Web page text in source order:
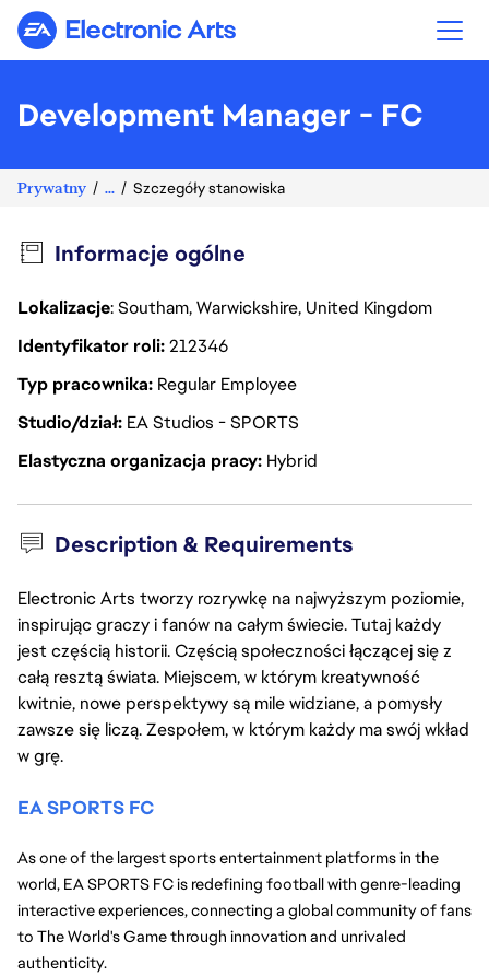
Electronic Arts
Development Manager - FC
Prywatny ... Szczegóły stanowiska
Informacje ogólne
Lokalizacje: Southam, Warwickshire, United Kingdom
Identyfikator roli212346
Typ pracownika Regular Employee
Studio/dział EA Studios - SPORTS
Elastyczna organizacja pracy Hybrid
Description & Requirements
Electronic Arts tworzy rozrywkę na najwyższym poziomie,
inspirując graczy i fanów na całym świecie. Tutaj każdy
jest częścią historii. Częścią społeczności łączącej się z
całą resztą świata. Miejscem, w którym kreatywność
kwitnie, nowe perspektywy są mile widziane, a pomysły
zawsze się liczą. Zespołem, w którym każdy ma swój wkład
w grę.
EA SPORTS FC
As one of the largest sports entertainment platforms in the
world, EA SPORTS FC is redefining football with genre-leading
interactive experiences, connecting a global community of fans
to The World's Game through innovation and unrivaled
authenticity.